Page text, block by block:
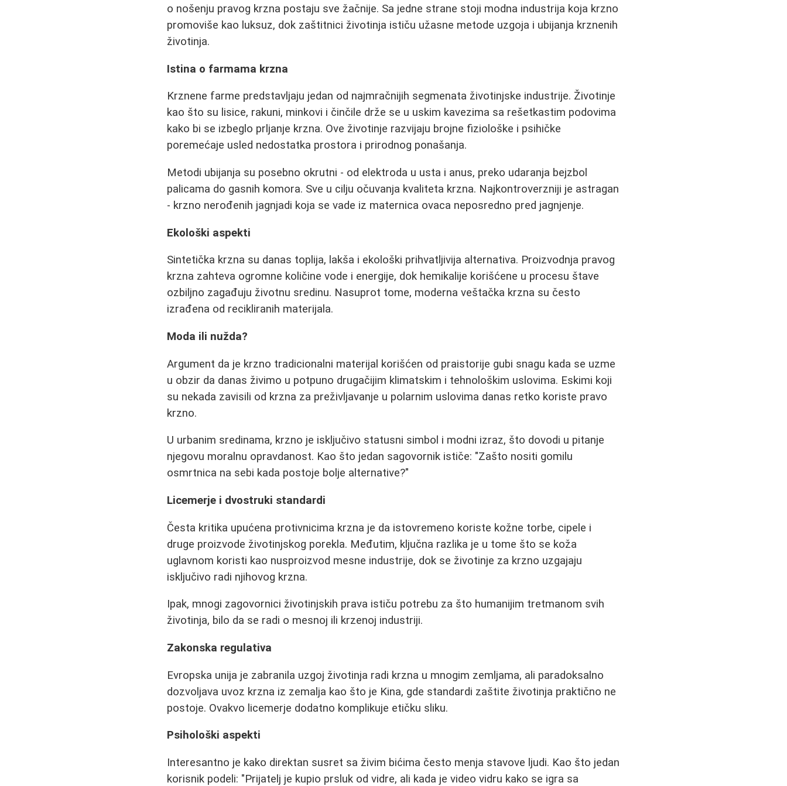
o nošenju pravog krzna postaju sve žačnije. Sa jedne strane stoji modna industrija koja krzno
promoviše kao luksuz, dok zaštitnici životinja ističu užasne metode uzgoja i ubijanja krznenih
životinja.
Istina o farmama krzna
Krznene farme predstavljaju jedan od najmračnijih segmenata životinjske industrije. Životinje
kao što su lisice, rakuni, minkovi i činčile drže se u uskim kavezima sa rešetkastim podovima
kako bi se izbeglo prljanje krzna. Ove životinje razvijaju brojne fiziološke i psihičke
poremećaje usled nedostatka prostora i prirodnog ponašanja.
Metodi ubijanja su posebno okrutni - od elektroda u usta i anus, preko udaranja bejzbol
palicama do gasnih komora. Sve u cilju očuvanja kvaliteta krzna. Najkontroverzniji je astragan
- krzno nerođenih jagnjadi koja se vade iz maternica ovaca neposredno pred jagnjenje.
Ekološki aspekti
Sintetička krzna su danas toplija, lakša i ekološki prihvatljivija alternativa. Proizvodnja pravog
krzna zahteva ogromne količine vode i energije, dok hemikalije korišćene u procesu štave
ozbiljno zagađuju životnu sredinu. Nasuprot tome, moderna veštačka krzna su često
izrađena od recikliranih materijala.
Moda ili nužda?
Argument da je krzno tradicionalni materijal korišćen od praistorije gubi snagu kada se uzme
u obzir da danas živimo u potpuno drugačijim klimatskim i tehnološkim uslovima. Eskimi koji
su nekada zavisili od krzna za preživljavanje u polarnim uslovima danas retko koriste pravo
krzno.
U urbanim sredinama, krzno je isključivo statusni simbol i modni izraz, što dovodi u pitanje
njegovu moralnu opravdanost. Kao što jedan sagovornik ističe: "Zašto nositi gomilu
osmrtnica na sebi kada postoje bolje alternative?"
Licemerje i dvostruki standardi
Česta kritika upućena protivnicima krzna je da istovremeno koriste kožne torbe, cipele i
druge proizvode životinjskog porekla. Međutim, ključna razlika je u tome što se koža
uglavnom koristi kao nusproizvod mesne industrije, dok se životinje za krzno uzgajaju
isključivo radi njihovog krzna.
Ipak, mnogi zagovornici životinjskih prava ističu potrebu za što humanijim tretmanom svih
životinja, bilo da se radi o mesnoj ili krzenoj industriji.
Zakonska regulativa
Evropska unija je zabranila uzgoj životinja radi krzna u mnogim zemljama, ali paradoksalno
dozvoljava uvoz krzna iz zemalja kao što je Kina, gde standardi zaštite životinja praktično ne
postoje. Ovakvo licemerje dodatno komplikuje etičku sliku.
Psihološki aspekti
Interesantno je kako direktan susret sa živim bićima često menja stavove ljudi. Kao što jedan
korisnik podeli: "Prijatelj je kupio prsluk od vidre, ali kada je video vidru kako se igra sa